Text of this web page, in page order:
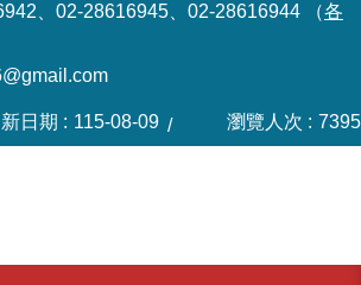
、02-28616945、02-28616944 （各
日期 115-08-09 瀏覽人次 7395